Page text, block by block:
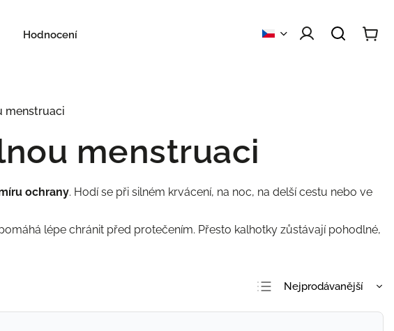
Hodnocení obchodu
menstruaci
menstruaci
ochrany. Hodí se při silném krvácení, na noc, na delší cestu nebo ve
lépe chránit před protečením. Přesto kalhotky zůstávají pohodlné,
Nejprodávanější
Nejlevnější